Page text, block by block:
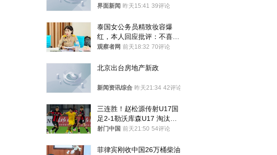
不够准确，待修改后印发
界面新闻 昨天15:41 39评论
泰国女公务员精致妆容爆
红，本人回应批评：不喜欢
就别看
观察者网 前天18:32 70评论
北京出台房地产新政
新闻资讯综合 昨天21:34 42评论
三连胜！赵松源传射U17国
足2-1勒沃库森U17 淘汰赛
将战河床
射门中国 前天21:50 54评论
菲律宾刚收中国26万桶柴油